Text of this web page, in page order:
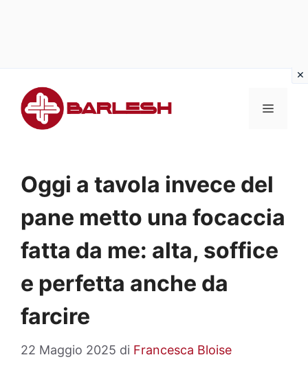
contenuto
MENU
Oggi a tavola invece del
pane metto una focaccia
fatta da me: alta, soffice
e perfetta anche da
farcire
22 Maggio 2025 di Francesca Bloise